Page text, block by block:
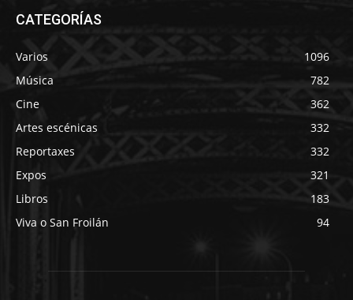
CATEGORÍAS
Varios
1096
Música
782
Cine
362
Artes escénicas
332
Reportaxes
332
Expos
321
Libros
183
Viva o San Froilán
94